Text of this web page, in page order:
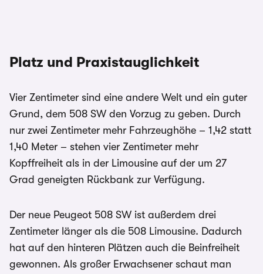
Platz und Praxistauglichkeit
Vier Zentimeter sind eine andere Welt und ein guter
Grund, dem 508 SW den Vorzug zu geben. Durch
nur zwei Zentimeter mehr Fahrzeughöhe – 1,42 statt
1,40 Meter – stehen vier Zentimeter mehr
Kopffreiheit als in der Limousine auf der um 27
Grad geneigten Rückbank zur Verfügung.
Der neue Peugeot 508 SW ist außerdem drei
Zentimeter länger als die 508 Limousine. Dadurch
hat auf den hinteren Plätzen auch die Beinfreiheit
gewonnen. Als großer Erwachsener schaut man